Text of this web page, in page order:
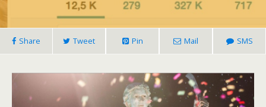
Share Tweet Pin Mail SMS